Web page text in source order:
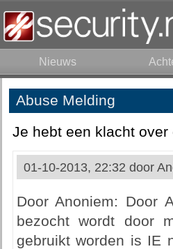
Nieuws
Abuse Melding
Je hebt een klacht
01-10-2013, 22:32 door
Door Anoniem: Door
bezocht wordt door
gebruikt worden is IE